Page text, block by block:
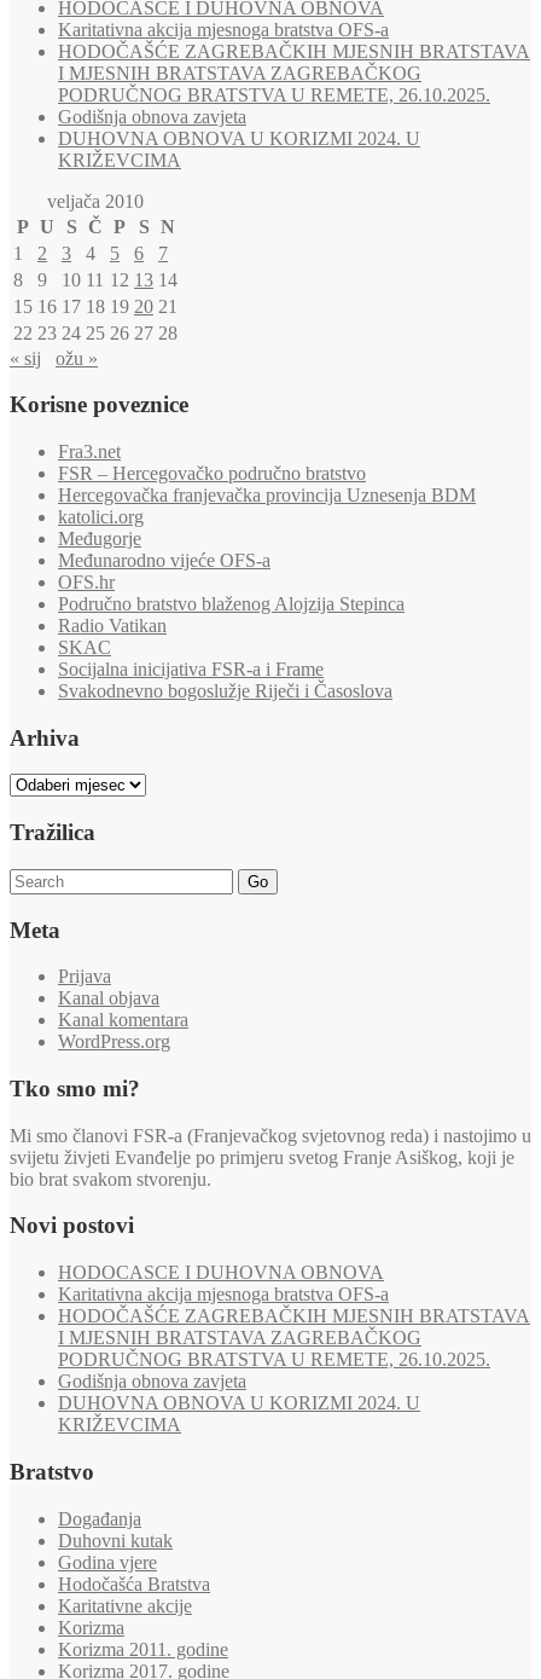
HODOCASCE I DUHOVNA OBNOVA
Karitativna akcija mjesnoga bratstva OFS-a
HODOČAŠĆE ZAGREBAČKIH MJESNIH BRATSTAVA
I MJESNIH BRATSTAVA ZAGREBAČKOG
PODRUČNOG BRATSTVA U REMETE, 26.10.2025.
Godišnja obnova zavjeta
DUHOVNA OBNOVA U KORIZMI 2024. U
KRIŽEVCIMA
veljača 2010
P U S Č P S N
1
2 3 4 5 6
7
8
9 10 11 12 13 14
15 16 17 18 19 20 21
22 23 24 25 26 27 28
« sij
ožu »
Korisne poveznice
Fra3.net
FSR – Hercegovačko područno bratstvo
Hercegovačka franjevačka provincija Uznesenja BDM
katolici.org
Međugorje
Međunarodno vijeće OFS-a
OFS.hr
Područno bratstvo blaženog Alojzija Stepinca
Radio Vatikan
SKAC
Socijalna inicijativa FSR-a i Frame
Svakodnevno bogoslužje Riječi i Časoslova
Arhiva
Arhiva
Tražilica
Go
Meta
Prijava
Kanal objava
Kanal komentara
WordPress.org
Tko smo mi?
Mi smo članovi FSR-a (Franjevačkog svjetovnog reda) i nastojimo u
svijetu živjeti Evanđelje po primjeru svetog Franje Asiškog, koji je
bio brat svakom stvorenju.
Novi postovi
HODOCASCE I DUHOVNA OBNOVA
Karitativna akcija mjesnoga bratstva OFS-a
HODOČAŠĆE ZAGREBAČKIH MJESNIH BRATSTAVA
I MJESNIH BRATSTAVA ZAGREBAČKOG
PODRUČNOG BRATSTVA U REMETE, 26.10.2025.
Godišnja obnova zavjeta
DUHOVNA OBNOVA U KORIZMI 2024. U
KRIŽEVCIMA
Bratstvo
Događanja
Duhovni kutak
Godina vjere
Hodočašća Bratstva
Karitativne akcije
Korizma
Korizma 2011. godine
Korizma 2017. godine